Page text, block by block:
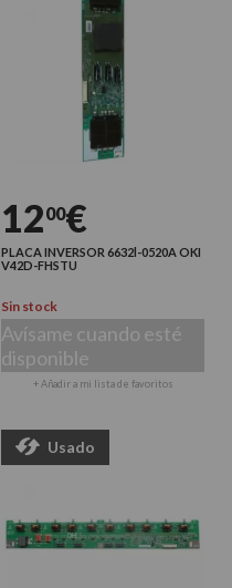
1200€
PLACA INVERSOR 6632l-0520A OKI
V42D-FHSTU
Sin stock
Avísame cuando esté
disponible
+ Añadir a mi lista de favoritos
Usado